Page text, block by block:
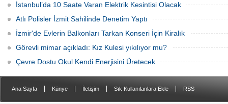
İstanbul’da 10 Saate Varan Elektrik Kesintisi Olacak
Atlı Polisler İzmit Sahilinde Denetim Yaptı
İzmir'de Evlerin Balkonları Tarkan Konseri İçin Kiralık
Görevli mimar açıkladı: Kız Kulesi yıkılıyor mu?
Çevre Dostu Okul Kendi Enerjisini Üretecek
Ana Sayfa Künye İletişim Sık Kullanılanlara Ekle RSS